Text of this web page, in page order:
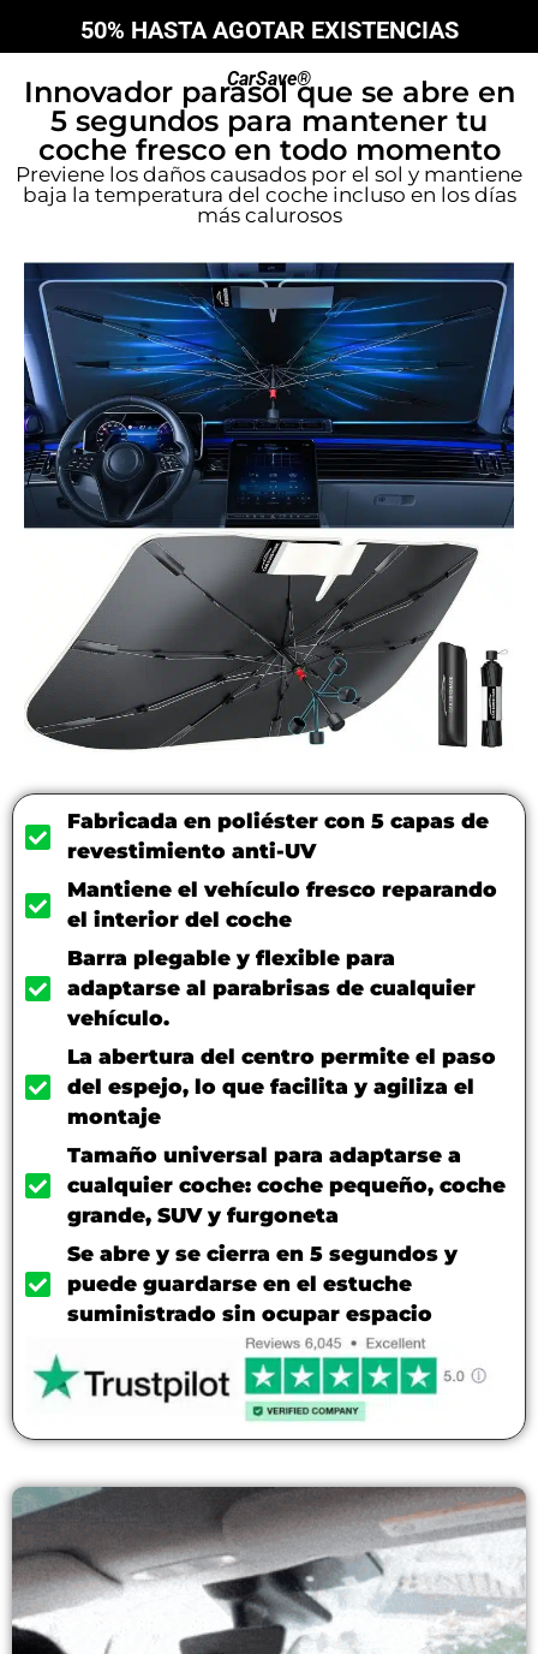
50% HASTA AGOTAR EXISTENCIAS
CarSave®
Innovador parasol que se abre en
5 segundos para mantener tu
coche fresco en todo momento
Previene los daños causados por el sol y mantiene
baja la temperatura del coche incluso en los días
más calurosos
Fabricada en poliéster con 5 capas de
revestimiento anti-UV
Mantiene el vehículo fresco reparando
el interior del coche
Barra plegable y flexible para
adaptarse al parabrisas de cualquier
vehículo.
La abertura del centro permite el paso
del espejo, lo que facilita y agiliza el
montaje
Tamaño universal para adaptarse a
cualquier coche: coche pequeño, coche
grande, SUV y furgoneta
Se abre y se cierra en 5 segundos y
puede guardarse en el estuche
suministrado sin ocupar espacio